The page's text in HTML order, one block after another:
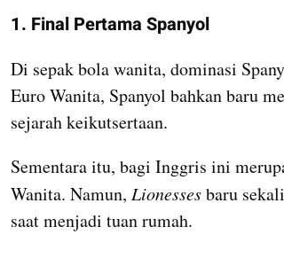
1. Final Pertama Spanyol
Di sepak bola wanita, dominasi
Euro Wanita, Spanyol bahkan baru
sejarah keikutsertaan.
Sementara itu, bagi Inggris ini
Wanita. Namun, Lionesses baru
saat menjadi tuan rumah.